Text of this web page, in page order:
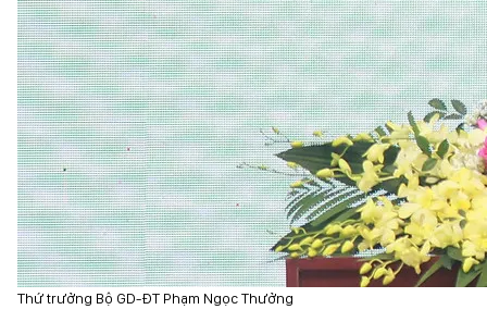
Thứ trưởng Bộ GD-ĐT Phạm Ngọc Thưởng